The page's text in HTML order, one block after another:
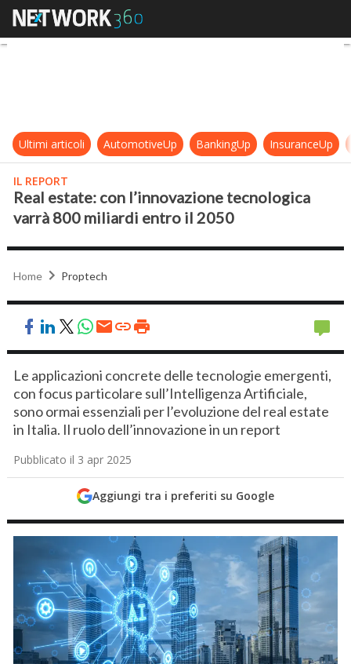
Real estate: con l’innovazione
Ultimi articoli AutomotiveUp BankingUp InsuranceUp
IL REPORT
Real estate: con l’innovazione tecnologica
varrà 800 miliardi entro il 2050
Home Proptech
Le applicazioni concrete delle tecnologie emergenti,
con focus particolare sull’Intelligenza Artificiale,
sono ormai essenziali per l’evoluzione del real estate
in Italia. Il ruolo dell’innovazione in un report
Pubblicato il 3 apr 2025
Aggiungi tra i preferiti su Google